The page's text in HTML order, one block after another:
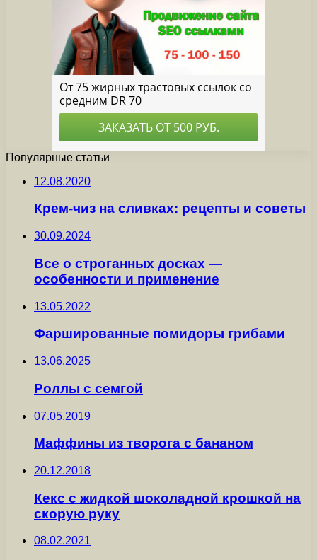
Популярные статьи
12.08.2020
Крем-чиз на сливках: рецепты и советы
30.09.2024
Все о строганных досках —
особенности и применение
13.05.2022
Фаршированные помидоры грибами
13.06.2025
Роллы с семгой
07.05.2019
Маффины из творога с бананом
20.12.2018
Кекс с жидкой шоколадной крошкой на
скорую руку
08.02.2021